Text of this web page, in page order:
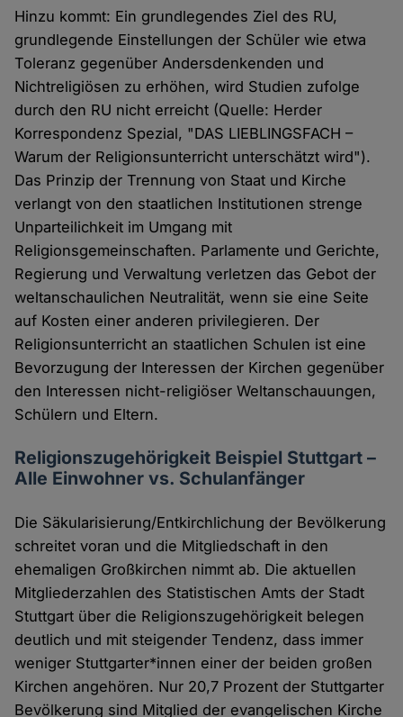
Hinzu kommt: Ein grundlegendes Ziel des RU,
grundlegende Einstellungen der Schüler wie etwa
Toleranz gegenüber Andersdenkenden und
Nichtreligiösen zu erhöhen, wird Studien zufolge
durch den RU nicht erreicht (Quelle: Herder
Korrespondenz Spezial, "DAS LIEBLINGSFACH –
Warum der Religionsunterricht unterschätzt wird").
Das Prinzip der Trennung von Staat und Kirche
verlangt von den staatlichen Institutionen strenge
Unparteilichkeit im Umgang mit
Religionsgemeinschaften. Parlamente und Gerichte,
Regierung und Verwaltung verletzen das Gebot der
weltanschaulichen Neutralität, wenn sie eine Seite
auf Kosten einer anderen privilegieren. Der
Religionsunterricht an staatlichen Schulen ist eine
Bevorzugung der Interessen der Kirchen gegenüber
den Interessen nicht-religiöser Weltanschauungen,
Schülern und Eltern.
Religionszugehörigkeit Beispiel Stuttgart –
Alle Einwohner vs. Schulanfänger
Die Säkularisierung/Entkirchlichung der Bevölkerung
schreitet voran und die Mitgliedschaft in den
ehemaligen Großkirchen nimmt ab. Die aktuellen
Mitgliederzahlen des Statistischen Amts der Stadt
Stuttgart über die Religionszugehörigkeit belegen
deutlich und mit steigender Tendenz, dass immer
weniger Stuttgarter*innen einer der beiden großen
Kirchen angehören. Nur 20,7 Prozent der Stuttgarter
Bevölkerung sind Mitglied der evangelischen Kirche